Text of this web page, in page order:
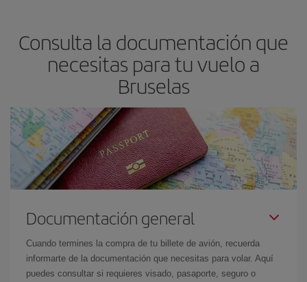
Consulta la documentación que
necesitas para tu vuelo a
Bruselas
Documentación general
Cuando termines la compra de tu billete de avión, recuerda
informarte de la documentación que necesitas para volar. Aquí
puedes consultar si requieres visado, pasaporte, seguro o